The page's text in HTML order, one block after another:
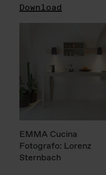
Download
EMMA Cucina
Fotografo: Lorenz
Sternbach